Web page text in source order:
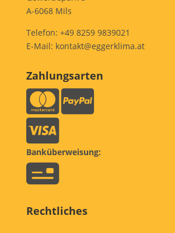
A-6068 Mils
Telefon: +49 8259 9839021
E-Mail: kontakt@eggerklima.at
Zahlungsarten
Banküberweisung:
Rechtliches